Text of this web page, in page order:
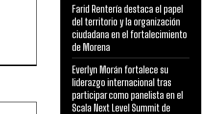
Farid Rentería destaca el papel
del territorio y la organización
ciudadana en el fortalecimiento
de Morena
Everlyn Morán fortalece su
liderazgo internacional tras
participar como panelista en el
Scala Next Level Summit de